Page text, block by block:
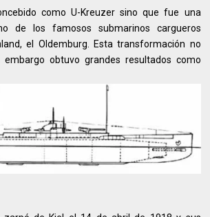
como U-Kreuzer sino que fue una
de los famosos submarinos cargueros
el Oldemburg. Esta transformación no
obtuvo grandes resultados como